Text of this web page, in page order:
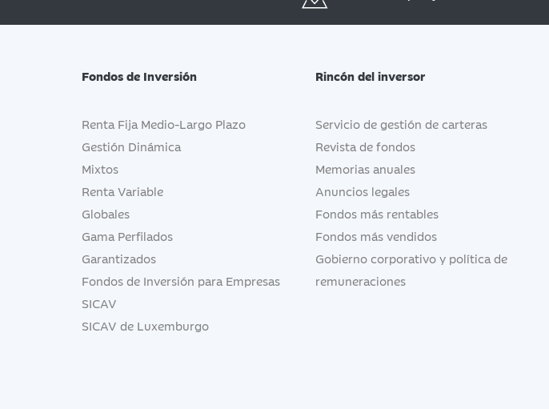
Fondos de Inversión
Renta Fija Medio-Largo Plazo
Gestión Dinámica
Mixtos
Renta Variable
Globales
Gama Perfilados
Garantizados
Fondos de Inversión para Empresas
SICAV
SICAV de Luxemburgo
Rincón del inversor
Servicio de gestión de carteras
Revista de fondos
Memorias anuales
Anuncios legales
Fondos más rentables
Fondos más vendidos
Gobierno corporativo y política de
remuneraciones